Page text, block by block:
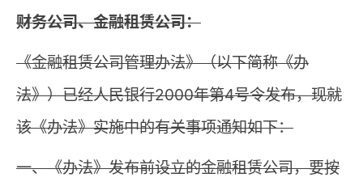
财务公司、金融租赁公司：
《金融租赁公司管理办法》（以下简称《办
法》）已经人民银行2000年第4号令发布，现就
该《办法》实施中的有关事项通知如下：
一、《办法》发布前设立的金融租赁公司，要按